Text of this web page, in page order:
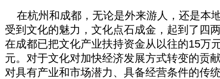
在杭州和成都，无论是外来游人，还是本
受到文化的魅力，文化点石成金，起到了四
在成都已把文化产业扶持资金从以往的15万
元。对于文化对加快经济发展方式转变的贡
对具有产业和市场潜力、具备经营条件的传